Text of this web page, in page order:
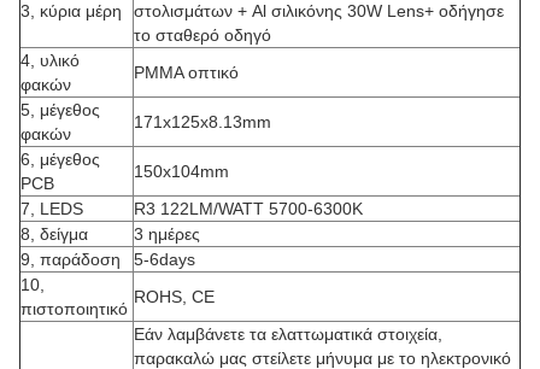
3, κύρια μέρη
στολισμάτων + Al σιλικόνης 30W Lens+ οδήγησε
το σταθερό οδηγό
4, υλικό
φακών
PMMA οπτικό
5, μέγεθος
φακών
171x125x8.13mm
6, μέγεθος
PCB
150x104mm
7, LEDS
R3 122LM/WATT 5700-6300K
8, δείγμα
3 ημέρες
9, παράδοση
5-6days
10,
πιστοποιητικό
ROHS, CE
Εάν λαμβάνετε τα ελαττωματικά στοιχεία,
παρακαλώ μας στείλετε μήνυμα με το ηλεκτρονικό